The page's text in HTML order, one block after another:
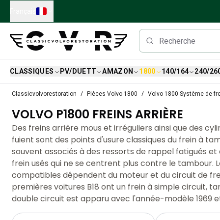
Skip to main content
CLASSIQUES PV/DUETT AMAZON 1800 140/164 240/
Pièces Volvo PV/Duett
Système de freinage Volvo PV/Duett
Volvo PV/Duett Fuel/Exhaust system
Volvo PV/Duett Équipement électrique
Volvo PV/Duett Suspension avant
Volvo PV/Duett Pièces intérieures
Volvo PV/Duett Pièces de carrosserie
Volvo PV/Duett Transmission/Suspension arrière
Système de refroidissement Volvo PV/Duett
Pièces pour moteurs Volvo PV/Duett
Classicvolvorestoration Pièces Volvo 1800 Volvo 1800 Système de
VOLVO P1800 FREINS ARRIÈRE
Des freins arrière mous et irréguliers ainsi que des
fuient sont des points d'usure classiques du frein à
souvent associés à des ressorts de rappel fatigués et
frein usés qui ne se centrent plus contre le tambour.
compatibles dépendent du moteur et du circuit de
premières voitures B18 ont un frein à simple circuit,
double circuit est apparu avec l'année-modèle 1969